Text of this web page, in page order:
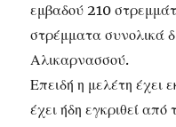
εμβαδού 210
στρέμματα συνολικά
Αλικαρνασσού.
Επειδή η μελέτη έχει
έχει ήδη εγκριθεί